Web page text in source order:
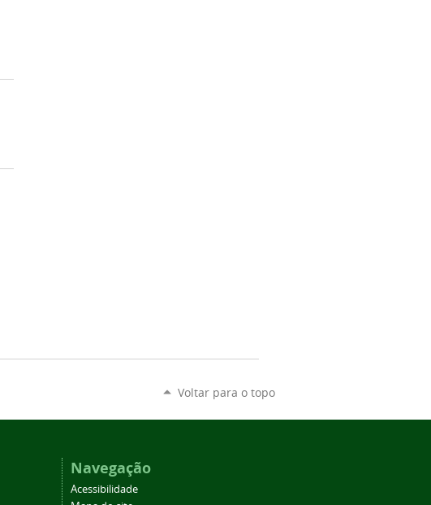
Voltar para o topo
Navegação
Acessibilidade